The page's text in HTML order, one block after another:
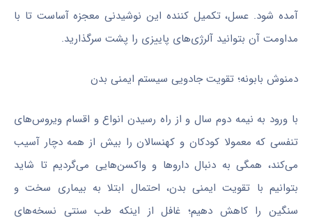
آمده شود. عسل، تکمیل کننده این نوشیدنی معجزه آساست تا با
مداومت آن بتوانید آلرژی‌های پاییزی را پشت سرگذارید.
دمنوش بابونه؛ تقویت جادویی سیستم ایمنی بدن
با ورود به نیمه دوم سال و از راه رسیدن انواع و اقسام ویروس‌های
تنفسی که معمولا کودکان و کهنسالان را بیش از همه دچار آسیب
می‌کند، همگی به دنبال داروها و واکسن‌هایی می‌گردیم تا شاید
بتوانیم با تقویت ایمنی بدن، احتمال ابتلا به بیماری سخت و
سنگین را کاهش دهیم؛ غافل از اینکه طب سنتی نسخه‌های